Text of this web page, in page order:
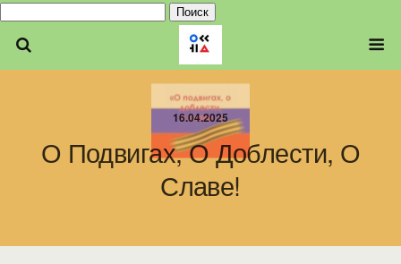
Найти:
16.04.2025
О Подвигах, О Доблести, О
Славе!